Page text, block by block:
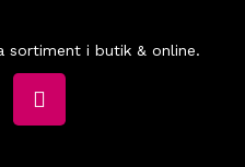
sortiment i butik & online.